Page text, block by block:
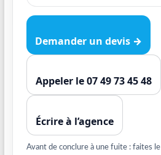
Demander un devis →
Appeler le 07 49 73 45 48
Écrire à l’agence
Avant de conclure à une fuite : faites le